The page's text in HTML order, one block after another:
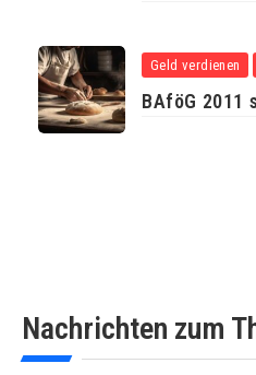
Geld verdienen
BAföG 2011
Nachrichten zum